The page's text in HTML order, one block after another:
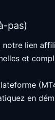
pas)
lien
et
en